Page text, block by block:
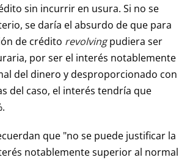
sin incurrir en usura. Si no se
se daría el absurdo de que para
de crédito revolvingpudiera ser
por ser el interés notablemente
del dinero y desproporcionado con
del caso, el interés tendría que
que "no se puede justificar la
notablemente superior al normal